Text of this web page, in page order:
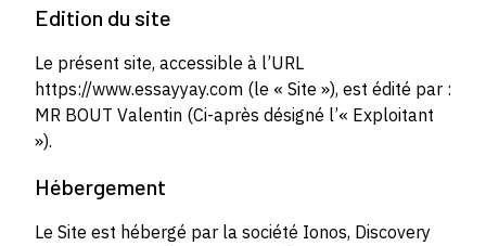
Edition du site
Le présent site, accessible à l’URL
https://www.essayyay.com (le « Site »), est édité par :
MR BOUT Valentin (Ci-après désigné l’« Exploitant
»).
Hébergement
Le Site est hébergé par la société Ionos, Discovery